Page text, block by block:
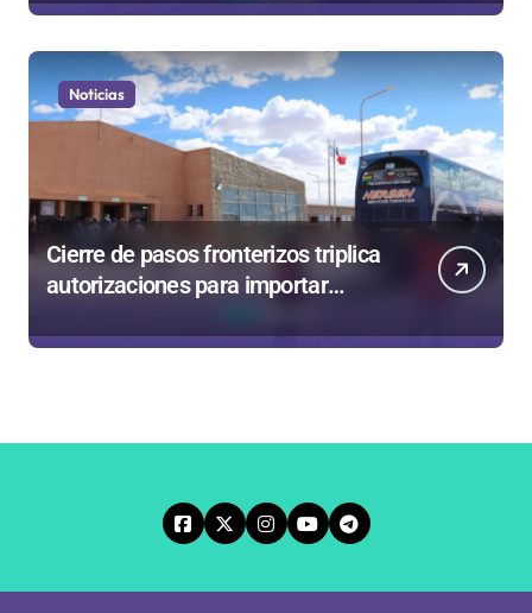
Noticias
Cierre de pasos fronterizos triplica
autorizaciones para importar